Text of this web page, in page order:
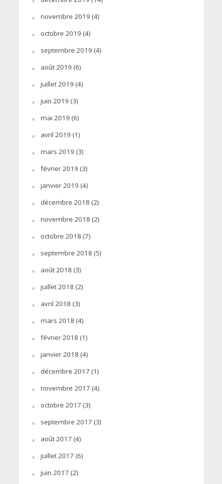
novembre 2019 (4)
octobre 2019 (4)
septembre 2019 (4)
août 2019 (6)
juillet 2019 (4)
juin 2019 (3)
mai 2019 (6)
avril 2019 (1)
mars 2019 (3)
février 2019 (3)
janvier 2019 (4)
décembre 2018 (2)
novembre 2018 (2)
octobre 2018 (7)
septembre 2018 (5)
août 2018 (3)
juillet 2018 (2)
avril 2018 (3)
mars 2018 (4)
février 2018 (1)
janvier 2018 (4)
décembre 2017 (1)
novembre 2017 (4)
octobre 2017 (3)
septembre 2017 (3)
août 2017 (4)
juillet 2017 (6)
juin 2017 (2)